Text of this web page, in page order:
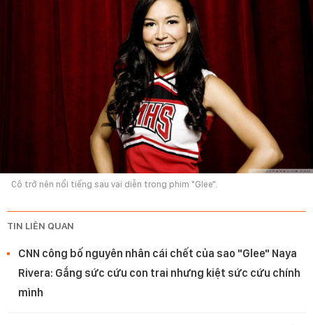
Cô trở nên nổi tiếng sau vai diễn trong phim "Glee".
TIN LIÊN QUAN
CNN công bố nguyên nhân cái chết của sao "Glee" Naya
Rivera: Gắng sức cứu con trai nhưng kiệt sức cứu chính
mình